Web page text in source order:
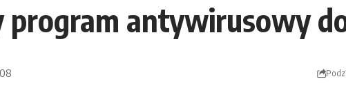
program antywirusowy